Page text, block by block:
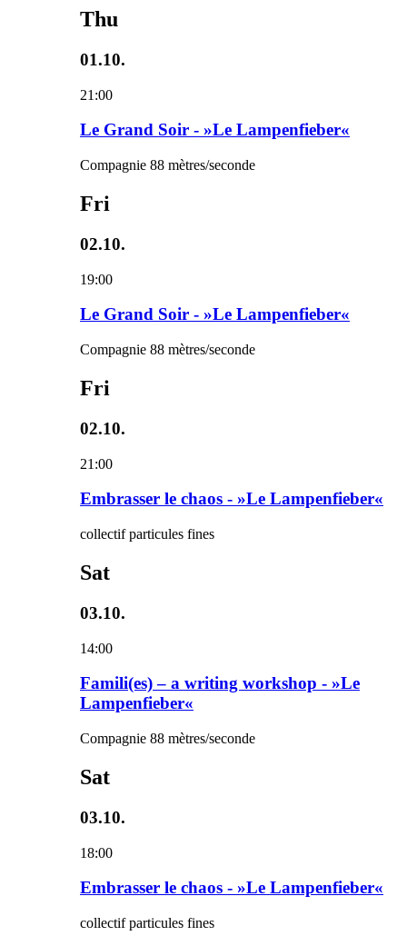
Thu
01.10.
21:00
Le Grand Soir - »Le Lampenfieber«
Compagnie 88 mètres/seconde
Fri
02.10.
19:00
Le Grand Soir - »Le Lampenfieber«
Compagnie 88 mètres/seconde
Fri
02.10.
21:00
Embrasser le chaos - »Le Lampenfieber«
collectif particules fines
Sat
03.10.
14:00
Famili(es) – a writing workshop - »Le
Lampenfieber«
Compagnie 88 mètres/seconde
Sat
03.10.
18:00
Embrasser le chaos - »Le Lampenfieber«
collectif particules fines